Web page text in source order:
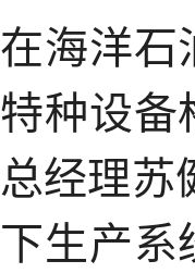
在海洋石
特种设备
总经理苏
下生产